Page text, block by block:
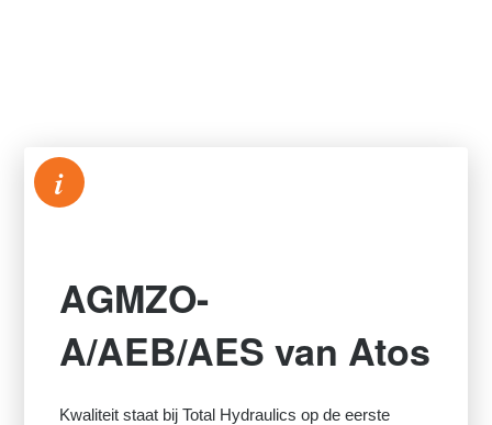
i
AGMZO-
A/AEB/AES van Atos
Kwaliteit staat bij Total Hydraulics op de eerste